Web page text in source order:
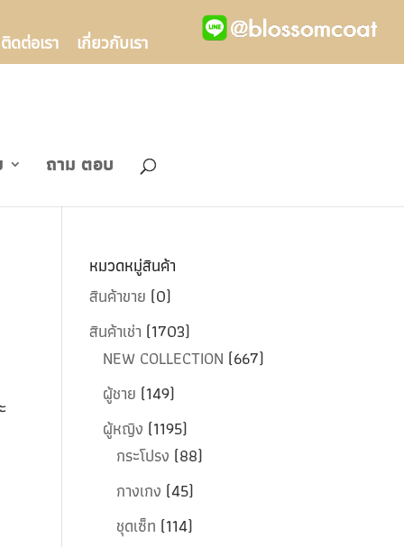
ติดต่อเรา เกี่ยวกับเรา
ถาม ตอบ
หมวดหมู่สินค้า
สินค้าขาย (0)
สินค้าเช่า (1703)
NEW COLLECTION (667)
ผู้ชาย (149)
ผู้หญิง (1195)
กระโปรง (88)
กางเกง (45)
ชุดเซ็ท (114)